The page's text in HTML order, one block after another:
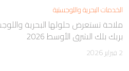
الخدمات البحرية واللوجستية
ملاحة تستعرض حلولها البحرية
بريك بلك الشرق الأوسط 2026
2 فبراير 2026